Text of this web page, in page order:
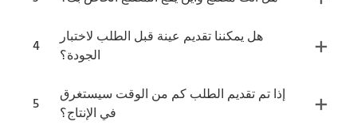
4
هل يمكننا تقديم عينة قبل الطلب لاختبار
الجودة؟
5
إذا تم تقديم الطلب كم من الوقت سيستغرق
في الإنتاج؟